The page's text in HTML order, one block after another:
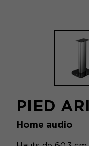
PIED
Home audio